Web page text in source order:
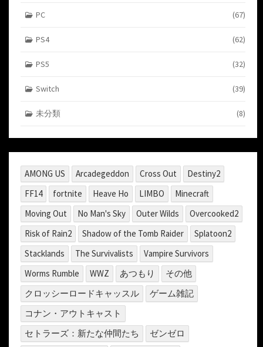
PC (67)
PS4 (62)
PS5 (32)
Switch (39)
未分類 (8)
AMONG US Arcadegeddon Cross Out
Destiny2
FF14
fortnite Heave Ho LIMBO
Minecraft
Moving Out
No Man's Sky Outer Wilds
Overcooked2
Risk of Rain2
Shadow of the Tomb Raider
Splatoon2
Stacklands
The Survivalists
Vampire Survivors
Worms Rumble
WWZ あつもり
その他
クロッシーロードキャッスル
ゲーム雑記
コナン・アウトキャスト
セトラーズ：新たな仲間たち
ゼンゼロ